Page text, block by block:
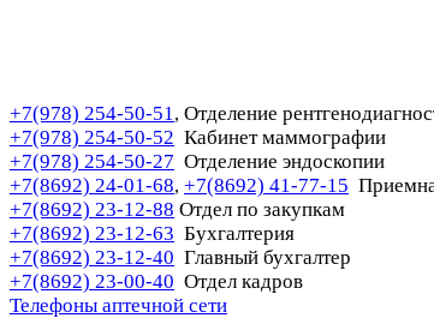
+7(978) 254-50-51 , Отделение
+7(978) 254-50-52 Кабинет маммографии
+7(978) 254-50-27 Отделение эндоскопии
+7(8692) 24-01-68, +7(8692) 41-77-15
+7(8692) 23-12-88 Отдел по закупкам
+7(8692) 23-12-63 Бухгалтерия
+7(8692) 23-12-40 Главный бухгалтер
+7(8692) 23-00-40 Отдел кадров
Телефоны аптечной сети